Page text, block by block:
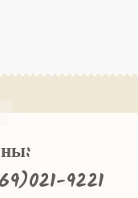
9221